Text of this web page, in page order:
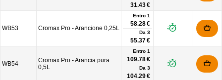
31.43 €
WB53 Cromax Pro - Arancione 0,25L
Entro 1
58.28 €
Da 3
55.37 €
WB54
Cromax Pro - Arancia pura
0,5L
Entro 1
109.78 €
Da 3
104.29 €